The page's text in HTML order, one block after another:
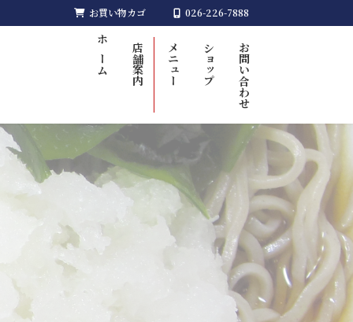
お買い物カゴ 026-226-7888
ホーム 店舗案内 メニュー ショップ お問い合わせ